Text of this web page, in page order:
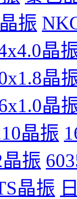
振
晶
晶
晶
晶振
振
晶振